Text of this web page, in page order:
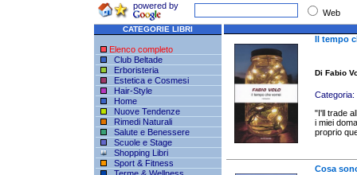
powered by
Web
CATEGORIE LIBRI
Elenco completo
Club Beltade
Erboristeria
Estetica e Cosmesi
Hair-Style
Home
Nuove Tendenze
Rimedi Naturali
Salute e Benessere
Scuole e Stage
Shopping Libri
Sport & Fitness
Il tempo
Di Fabio
Categoria:
"I'll trade
i miei
proprio
Cosa